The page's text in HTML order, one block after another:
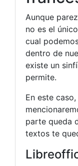
Aunque
no es el
cual
dentro de
existe un
permite.
En este
parte queda
textos te